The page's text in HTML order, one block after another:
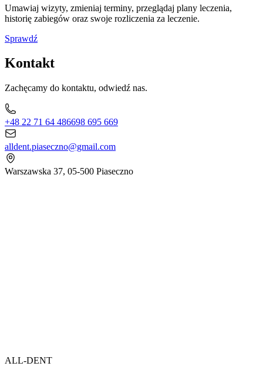
Umawiaj wizyty, zmieniaj terminy, przeglądaj plany leczenia,
historię zabiegów oraz swoje rozliczenia za leczenie.
Sprawdź
Kontakt
Zachęcamy do kontaktu, odwiedź nas.
+48 22 71 64 486698 695 669
alldent.piaseczno@gmail.com
Warszawska 37, 05-500 Piaseczno
ALL-DENT